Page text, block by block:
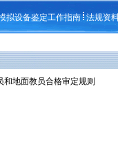
拟设备鉴定工作指南 法规资
和地面教员合格审定规则